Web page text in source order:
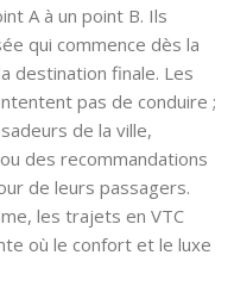
A à un point B. Ils
qui commence dès la
destination finale. Les
pas de conduire ;
de la ville,
des recommandations
de leurs passagers.
les trajets en VTC
où le confort et le luxe